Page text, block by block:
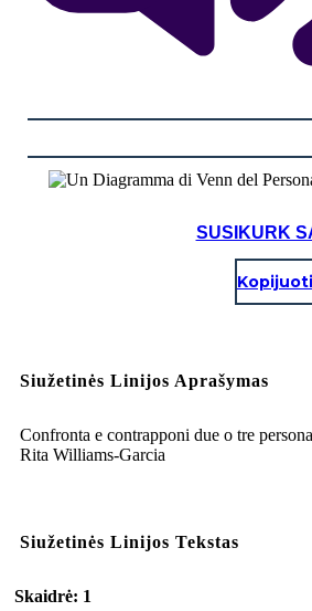
SUSIKURK
Kopijuoti
Siužetinės Linijos Aprašymas
Confronta e contrapponi due o tre
Rita Williams-Garcia
Siužetinės Linijos Tekstas
Skaidrė: 1